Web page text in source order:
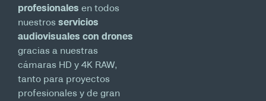
profesionales en todos
nuestros servicios
audiovisuales con drones
gracias a nuestras
cámaras HD y 4K RAW,
tanto para proyectos
profesionales y de gran